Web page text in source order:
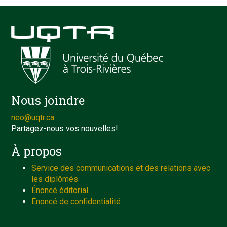
Nous joindre
neo@uqtr.ca
Partagez-nous vos nouvelles!
À propos
Service des communications et des relations avec
les diplômés
Énoncé éditorial
Énoncé de confidentialité